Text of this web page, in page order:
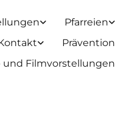
Pfarreien
Prävention
und Filmvorstellungen